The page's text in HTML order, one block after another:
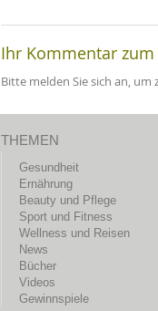
Ihr Kommentar zum
Bitte melden Sie sich an,
THEMEN
Gesundheit
Ernährung
Beauty und Pflege
Sport und Fitness
Wellness und Reisen
News
Bücher
Videos
Gewinnspiele